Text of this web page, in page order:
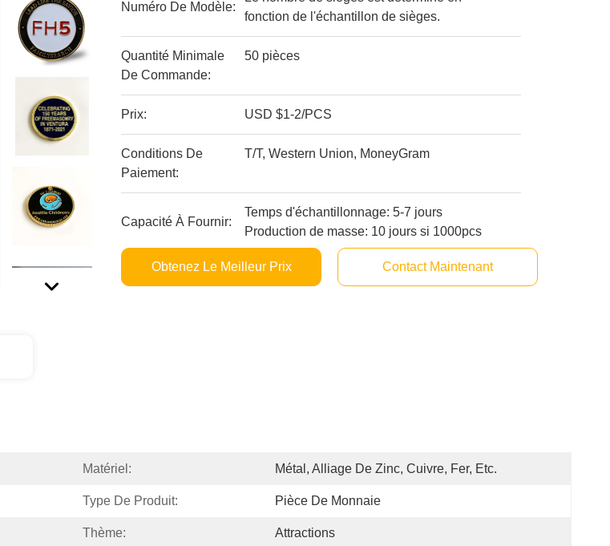
Numéro De Modèle:
fonction de l'échantillon de sièges.
Quantité Minimale
De Commande:
50 pièces
Prix: USD $1-2/PCS
Conditions De
Paiement:
T/T, Western Union, MoneyGram
Capacité À Fournir:
Temps d'échantillonnage: 5-7 jours
Production de masse: 10 jours si 1000pcs
Obtenez Le Meilleur Prix Contact Maintenant
Matériel: Métal, Alliage De Zinc, Cuivre, Fer, Etc.
Type De Produit: Pièce De Monnaie
Thème: Attractions